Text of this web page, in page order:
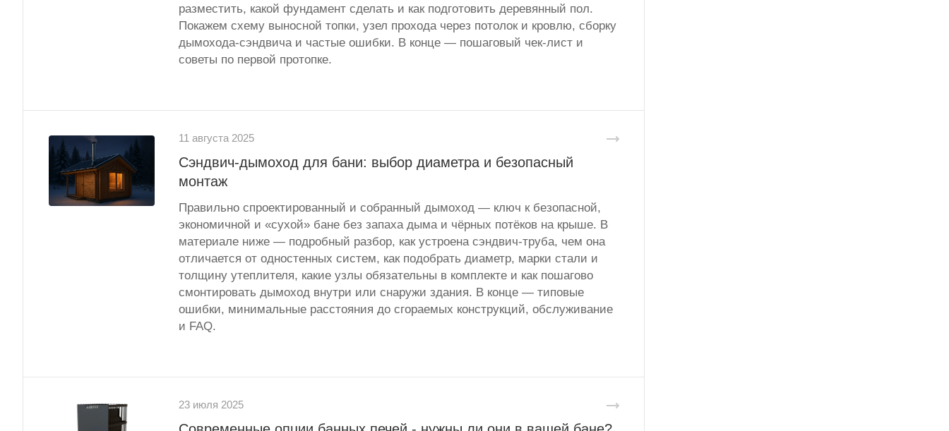
разместить, какой фундамент сделать и как подготовить деревянный пол.
Покажем схему выносной топки, узел прохода через потолок и кровлю, сборку
дымохода-сэндвича и частые ошибки. В конце — пошаговый чек-лист и
советы по первой протопке.
11 августа 2025
Сэндвич-дымоход для бани: выбор диаметра и безопасный
монтаж
Правильно спроектированный и собранный дымоход — ключ к безопасной,
экономичной и «сухой» бане без запаха дыма и чёрных потёков на крыше. В
материале ниже — подробный разбор, как устроена сэндвич-труба, чем она
отличается от одностенных систем, как подобрать диаметр, марки стали и
толщину утеплителя, какие узлы обязательны в комплекте и как пошагово
смонтировать дымоход внутри или снаружи здания. В конце — типовые
ошибки, минимальные расстояния до сгораемых конструкций, обслуживание
и FAQ.
23 июля 2025